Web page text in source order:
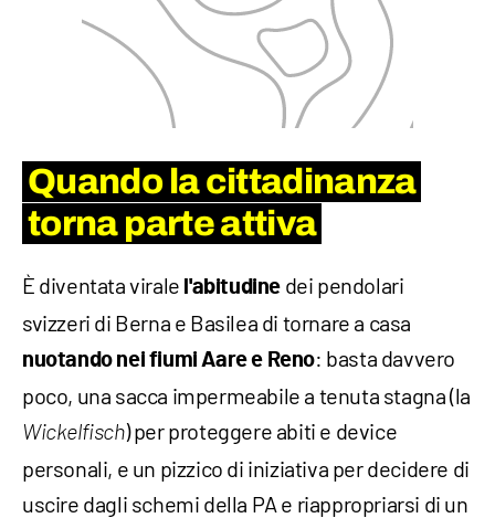
Quando la cittadinanza
torna parte attiva
È diventata virale l'abitudine dei pendolari
svizzeri di Berna e Basilea di tornare a casa
nuotando nei fiumi Aare e Reno: basta davvero
poco, una sacca impermeabile a tenuta stagna (la
Wickelfisch) per proteggere abiti e device
personali, e un pizzico di iniziativa per decidere di
uscire dagli schemi della PA e riappropriarsi di un